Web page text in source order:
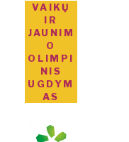
VAIKŲ
IR
JAUNIM
O
OLIMPI
NIS
UGDYM
AS